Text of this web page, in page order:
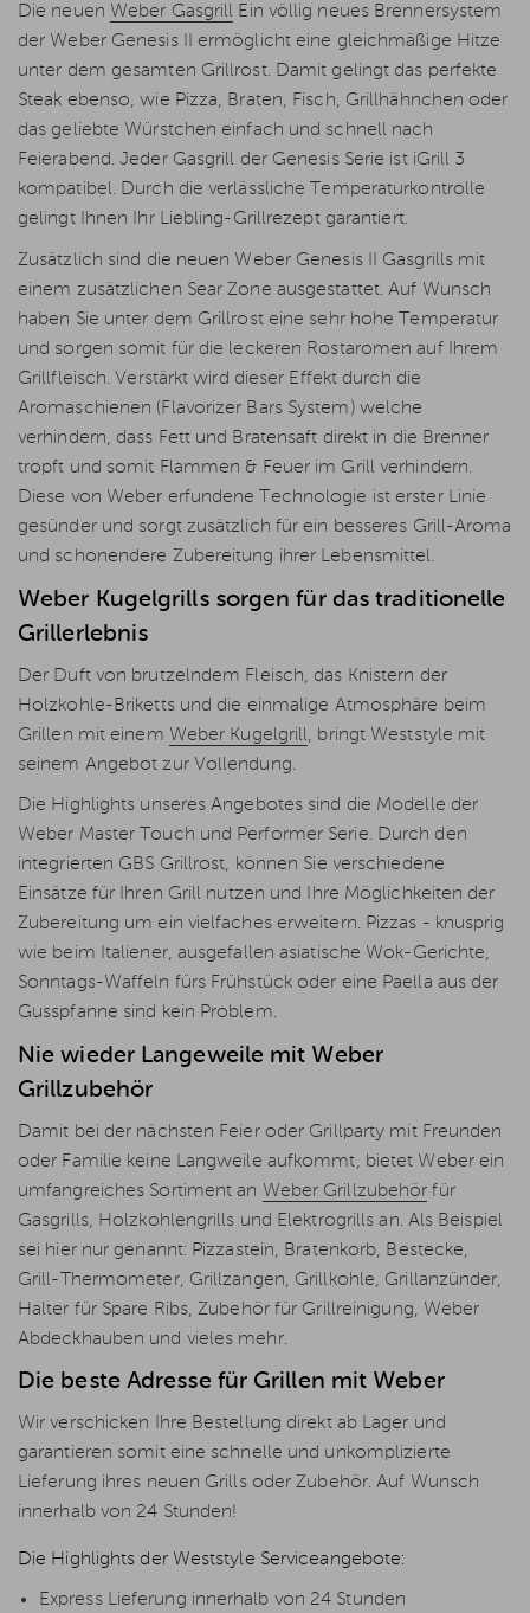
Die neuen Weber Gasgrill Ein völlig neues Brennersystem
der Weber Genesis II ermöglicht eine gleichmäßige Hitze
unter dem gesamten Grillrost. Damit gelingt das perfekte
Steak ebenso, wie Pizza, Braten, Fisch, Grillhähnchen oder
das geliebte Würstchen einfach und schnell nach
Feierabend. Jeder Gasgrill der Genesis Serie ist iGrill 3
kompatibel. Durch die verlässliche Temperaturkontrolle
gelingt Ihnen Ihr Liebling-Grillrezept garantiert.
Zusätzlich sind die neuen Weber Genesis II Gasgrills mit
einem zusätzlichen Sear Zone ausgestattet. Auf Wunsch
haben Sie unter dem Grillrost eine sehr hohe Temperatur
und sorgen somit für die leckeren Rostaromen auf Ihrem
Grillfleisch. Verstärkt wird dieser Effekt durch die
Aromaschienen (Flavorizer Bars System) welche
verhindern, dass Fett und Bratensaft direkt in die Brenner
tropft und somit Flammen & Feuer im Grill verhindern.
Diese von Weber erfundene Technologie ist erster Linie
gesünder und sorgt zusätzlich für ein besseres Grill-Aroma
und schonendere Zubereitung ihrer Lebensmittel.
Weber Kugelgrills sorgen für das traditionelle
Grillerlebnis
Der Duft von brutzelndem Fleisch, das Knistern der
Holzkohle-Briketts und die einmalige Atmosphäre beim
Grillen mit einem Weber Kugelgrill, bringt Weststyle mit
seinem Angebot zur Vollendung.
Die Highlights unseres Angebotes sind die Modelle der
Weber Master Touch und Performer Serie. Durch den
integrierten GBS Grillrost, können Sie verschiedene
Einsätze für Ihren Grill nutzen und Ihre Möglichkeiten der
Zubereitung um ein vielfaches erweitern. Pizzas - knusprig
wie beim Italiener, ausgefallen asiatische Wok-Gerichte,
Sonntags-Waffeln fürs Frühstück oder eine Paella aus der
Gusspfanne sind kein Problem.
Nie wieder Langeweile mit Weber
Grillzubehör
Damit bei der nächsten Feier oder Grillparty mit Freunden
oder Familie keine Langweile aufkommt, bietet Weber ein
umfangreiches Sortiment an Weber Grillzubehör für
Gasgrills, Holzkohlengrills und Elektrogrills an. Als Beispiel
sei hier nur genannt: Pizzastein, Bratenkorb, Bestecke,
Grill-Thermometer, Grillzangen, Grillkohle, Grillanzünder,
Halter für Spare Ribs, Zubehör für Grillreinigung, Weber
Abdeckhauben und vieles mehr.
Die beste Adresse für Grillen mit Weber
Wir verschicken Ihre Bestellung direkt ab Lager und
garantieren somit eine schnelle und unkomplizierte
Lieferung ihres neuen Grills oder Zubehör. Auf Wunsch
innerhalb von 24 Stunden!
Die Highlights der Weststyle Serviceangebote:
Express Lieferung innerhalb von 24 Stunden